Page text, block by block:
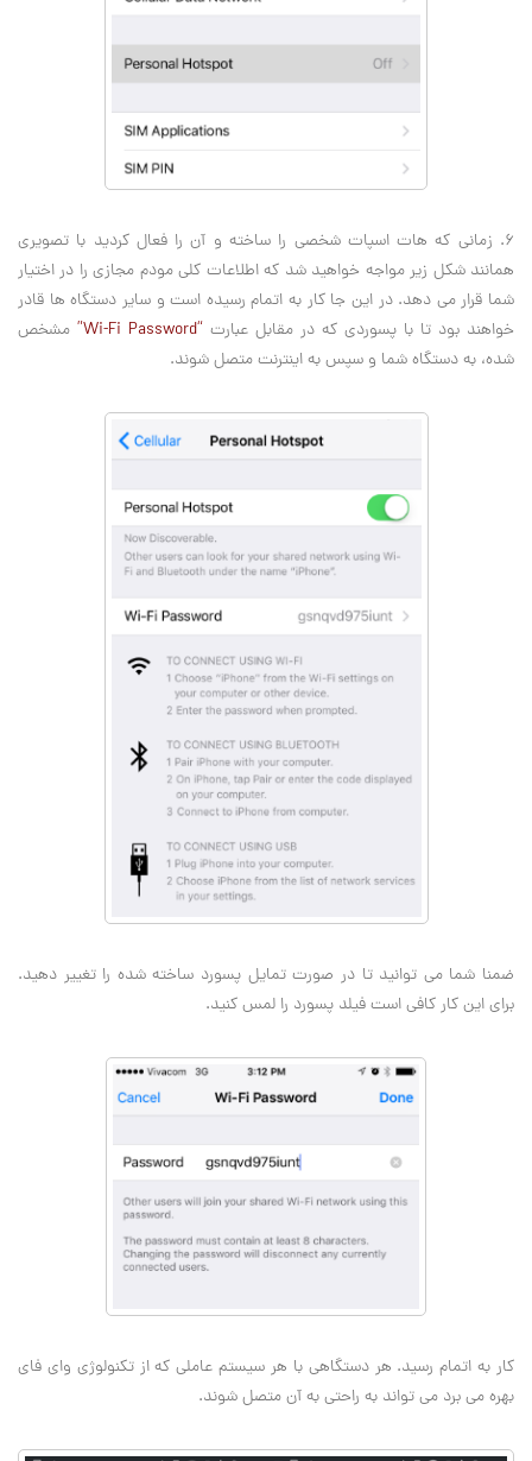
6. زمانی که هات اسپات شخصی را ساخته و آن را فعال کردید با تصویری
همانند شکل زیر مواجه خواهید شد که اطلاعات کلی مودم مجازی را در اختیار
شما قرار می دهد. در این جا کار به اتمام رسیده است و سایر دستگاه ها قادر
خواهند بود تا با پسوردی که در مقابل عبارت “Wi-Fi Password”
مشخص
شده، به دستگاه شما و سپس به اینترنت متصل شوند.
ضمنا شما می توانید تا در صورت تمایل پسورد ساخته شده را تغییر دهید.
برای این کار کافی است فیلد پسورد را لمس کنید.
کار به اتمام رسید. هر دستگاهی با هر سیستم عاملی که از تکنولوژی وای فای
بهره می برد می تواند به راحتی به آن متصل شوند.